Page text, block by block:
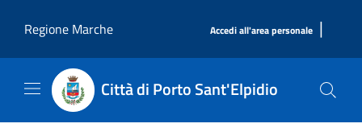
Regione Marche
Accedi all'area personale |
Città di Porto Sant'Elpidio